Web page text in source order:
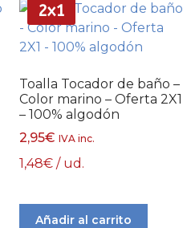
2x1
Toalla Tocador de baño –
Color marino – Oferta 2X1
– 100% algodón
2,95€ IVA inc.
1,48€ / ud.
Añadir al carrito